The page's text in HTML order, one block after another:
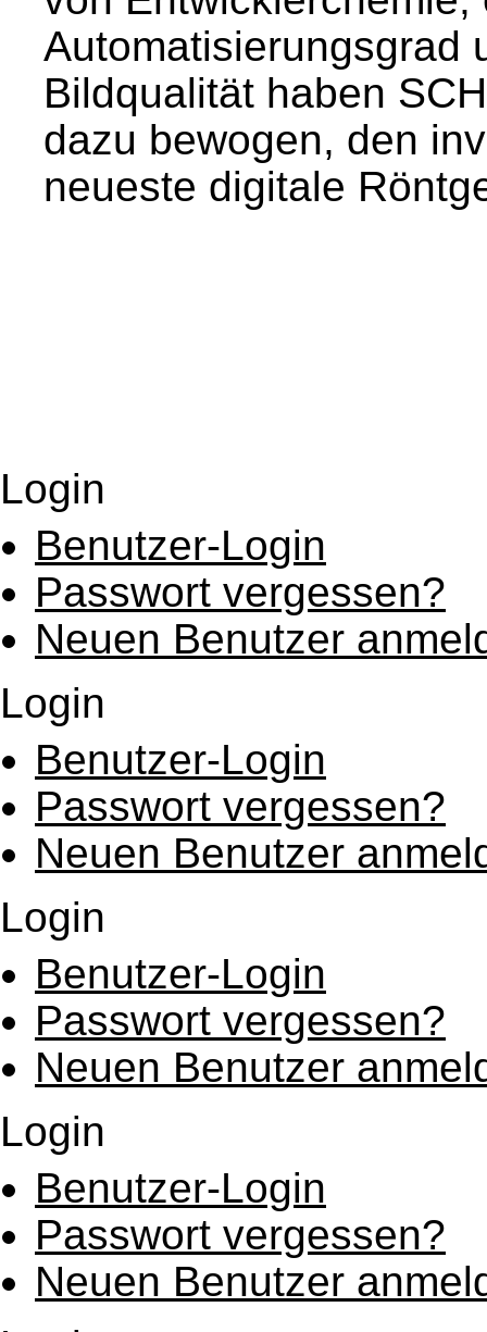
Automatisierungsgrad
Bildqualität haben
dazu bewogen, den
neueste digitale
Login
Benutzer-Login
Passwort vergessen?
Neuen Benutzer
Login
Benutzer-Login
Passwort vergessen?
Neuen Benutzer
Login
Benutzer-Login
Passwort vergessen?
Neuen Benutzer
Login
Benutzer-Login
Passwort vergessen?
Neuen Benutzer